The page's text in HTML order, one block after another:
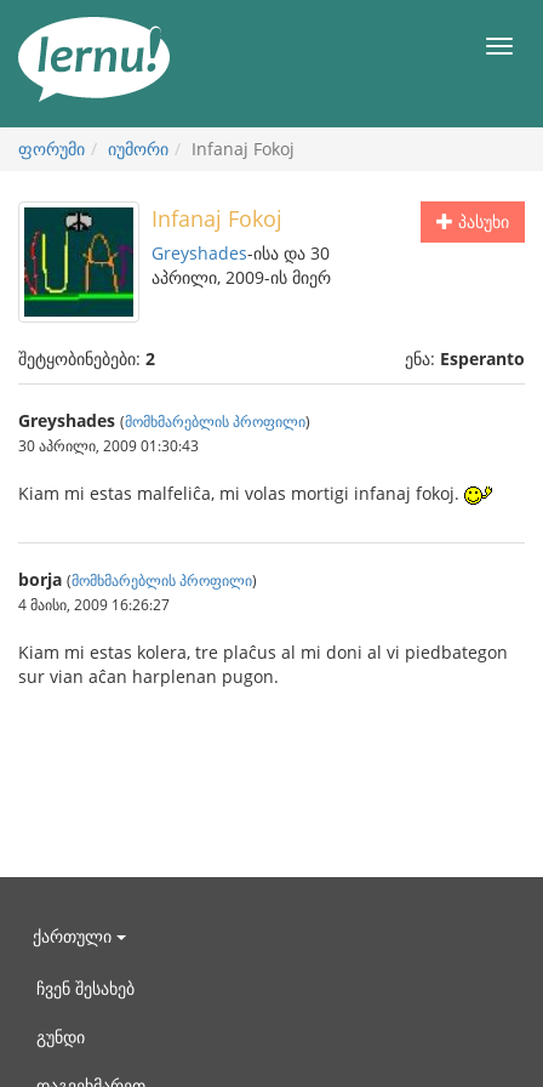
ნახვა
მენიუ
ფორუმი იუმორი Infanaj Fokoj
პასუხი
Infanaj Fokoj
Greyshades-ისა და 30
აპრილი, 2009-ის მიერ
შეტყობინებები: 2 ენა: Esperanto
Greyshades (მომხმარებლის პროფილი)
30 აპრილი, 2009 01:30:43
Kiam mi estas malfeliĉa, mi volas mortigi infanaj fokoj.
borja (მომხმარებლის პროფილი)
4 მაისი, 2009 16:26:27
Kiam mi estas kolera, tre plaĉus al mi doni al vi piedbategon
sur vian aĉan harplenan pugon.
ქართული
ჩვენ შესახებ
გუნდი